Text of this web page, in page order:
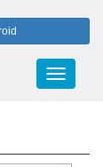
Toggle